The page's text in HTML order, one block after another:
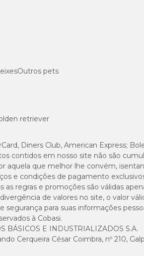
Outros pets
retriever
Diners Club, American Express;
contidos em nosso site não são
aquela que melhor lhe convém,
e condições de pagamento
as regras e promoções são válidas
de valores no site, o valor
segurança para suas informações
à Cobasi.
BÁSICOS E INDUSTRIALIZADOS S.A.
Cerqueira César Coimbra, nº 210,